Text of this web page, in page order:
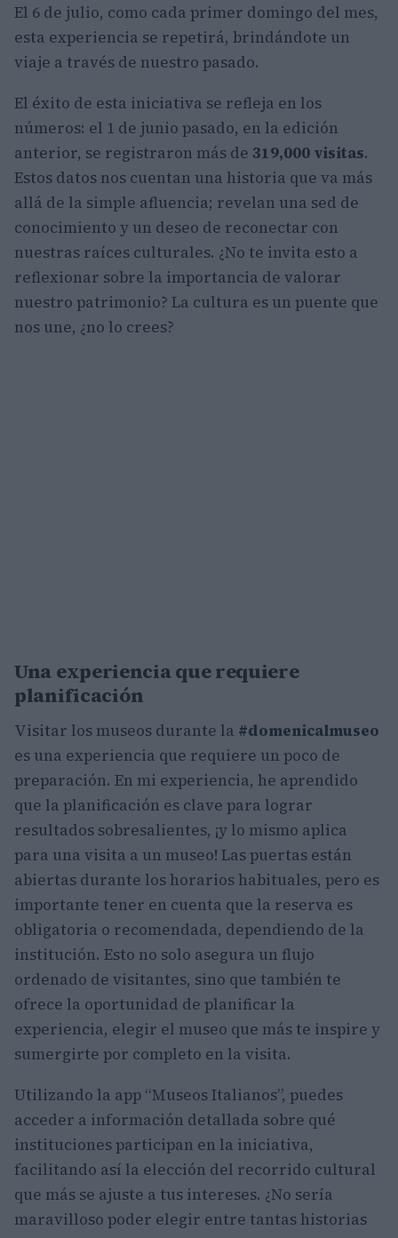
El 6 de julio, como cada primer domingo del mes,
esta experiencia se repetirá, brindándote un
viaje a través de nuestro pasado.
El éxito de esta iniciativa se refleja en los
números: el 1 de junio pasado, en la edición
anterior, se registraron más de 319,000 visitas.
Estos datos nos cuentan una historia que va más
allá de la simple afluencia; revelan una sed de
conocimiento y un deseo de reconectar con
nuestras raíces culturales. ¿No te invita esto a
reflexionar sobre la importancia de valorar
nuestro patrimonio? La cultura es un puente que
nos une, ¿no lo crees?
Una experiencia que requiere
planificación
Visitar los museos durante la #domenicalmuseo
es una experiencia que requiere un poco de
preparación. En mi experiencia, he aprendido
que la planificación es clave para lograr
resultados sobresalientes, ¡y lo mismo aplica
para una visita a un museo! Las puertas están
abiertas durante los horarios habituales, pero es
importante tener en cuenta que la reserva es
obligatoria o recomendada, dependiendo de la
institución. Esto no solo asegura un flujo
ordenado de visitantes, sino que también te
ofrece la oportunidad de planificar la
experiencia, elegir el museo que más te inspire y
sumergirte por completo en la visita.
Utilizando la app “Museos Italianos”, puedes
acceder a información detallada sobre qué
instituciones participan en la iniciativa,
facilitando así la elección del recorrido cultural
que más se ajuste a tus intereses. ¿No sería
maravilloso poder elegir entre tantas historias